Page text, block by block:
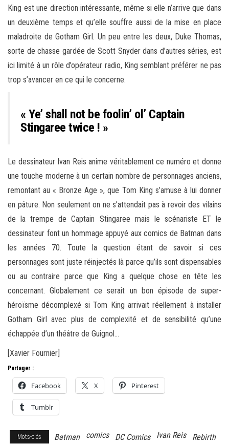
King est une direction intéressante, même si elle n’arrive que dans
un deuxième temps et qu’elle souffre aussi de la mise en place
maladroite de Gotham Girl. Un peu entre les deux, Duke Thomas,
sorte de chasse gardée de Scott Snyder dans d’autres séries, est
ici limité à un rôle d’opérateur radio, King semblant préférer ne pas
trop s’avancer en ce qui le concerne.
« Ye’ shall not be foolin’ ol’ Captain
Stingaree twice ! »
Le dessinateur Ivan Reis anime véritablement ce numéro et donne
une touche moderne à un certain nombre de personnages anciens,
remontant au « Bronze Age », que Tom King s’amuse à lui donner
en pâture. Non seulement on ne s’attendait pas à revoir des vilains
de la trempe de Captain Stingaree mais le scénariste ET le
dessinateur font un hommage appuyé aux comics de Batman dans
les années 70. Toute la question étant de savoir si ces
personnages sont juste réinjectés là parce qu’ils sont dispensables
ou au contraire parce que King a quelque chose en tête les
concernant. Globalement ce serait un bon épisode de super-
héroïsme décomplexé si Tom King arrivait réellement à installer
Gotham Girl avec plus de complexité et de sensibilité qu’une
échappée d’un théâtre de Guignol…
[Xavier Fournier]
Partager :
Facebook X Pinterest
Tumblr
Mots-clés Batman comics DC Comics Ivan Reis
Rebirth